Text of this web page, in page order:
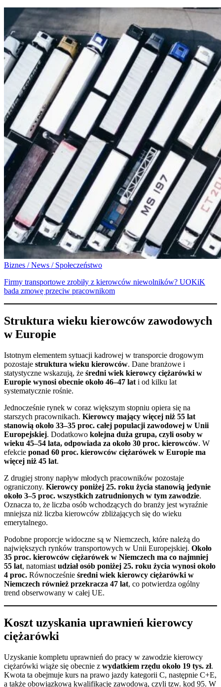
Biznes / News / Społeczeństwo
Firmy transportowe zrobiły z kierowców niewolników? UOKiK
bada zmowę przeciw pracownikom
Struktura wieku kierowców zawodowych
w Europie
Istotnym elementem sytuacji kadrowej w transporcie drogowym
pozostaje struktura wieku kierowców. Dane branżowe i
statystyczne wskazują, że średni wiek kierowcy ciężarówki w
Europie wynosi obecnie około 46–47 lat i od kilku lat
systematycznie rośnie.
Jednocześnie rynek w coraz większym stopniu opiera się na
starszych pracownikach. Kierowcy mający więcej niż 55 lat
stanowią około 33–35 proc. całej populacji zawodowej w Unii
Europejskiej. Dodatkowo kolejna duża grupa, czyli osoby w
wieku 45–54 lata, odpowiada za około 30 proc. kierowców. W
efekcie ponad 60 proc. kierowców ciężarówek w Europie ma
więcej niż 45 lat.
Z drugiej strony napływ młodych pracowników pozostaje
ograniczony. Kierowcy poniżej 25. roku życia stanowią jedynie
około 3–5 proc. wszystkich zatrudnionych w tym zawodzie.
Oznacza to, że liczba osób wchodzących do branży jest wyraźnie
mniejsza niż liczba kierowców zbliżających się do wieku
emerytalnego.
Podobne proporcje widoczne są w Niemczech, które należą do
największych rynków transportowych w Unii Europejskiej. Około
35 proc. kierowców ciężarówek w Niemczech ma co najmniej
55 lat, natomiast udział osób poniżej 25. roku życia wynosi około
4 proc. Równocześnie średni wiek kierowcy ciężarówki w
Niemczech również przekracza 47 lat, co potwierdza ogólny
trend obserwowany w całej UE.
Koszt uzyskania uprawnień kierowcy
ciężarówki
Uzyskanie kompletu uprawnień do pracy w zawodzie kierowcy
ciężarówki wiąże się obecnie z wydatkiem rzędu około 19 tys. zł.
Kwota ta obejmuje kurs na prawo jazdy kategorii C, następnie C+E,
a także obowiązkową kwalifikację zawodową, czyli tzw. kod 95. W